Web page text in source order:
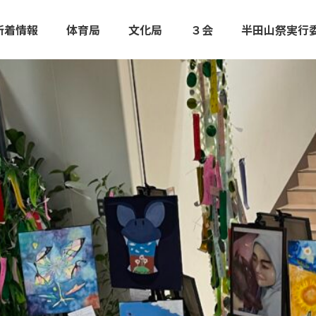
着情報 体育局 文化局 ３会 半田山祭実行